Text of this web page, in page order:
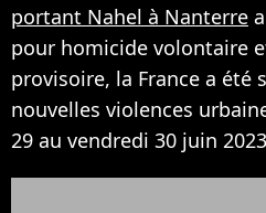
portant Nahel à Nanterre
pour homicide volontaire
provisoire, la France a été
nouvelles violences
29 au vendredi 30 juin